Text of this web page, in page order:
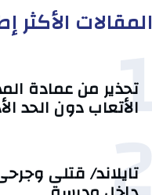
المقالات الأكثر
1
تحذير من عمادة
الأتعاب دون الحد
تايلاند/ قتلى